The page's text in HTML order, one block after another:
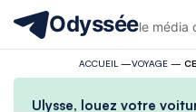
Odysséele média
ACCUEIL —VOYAGE—
Ulysse, louez votre